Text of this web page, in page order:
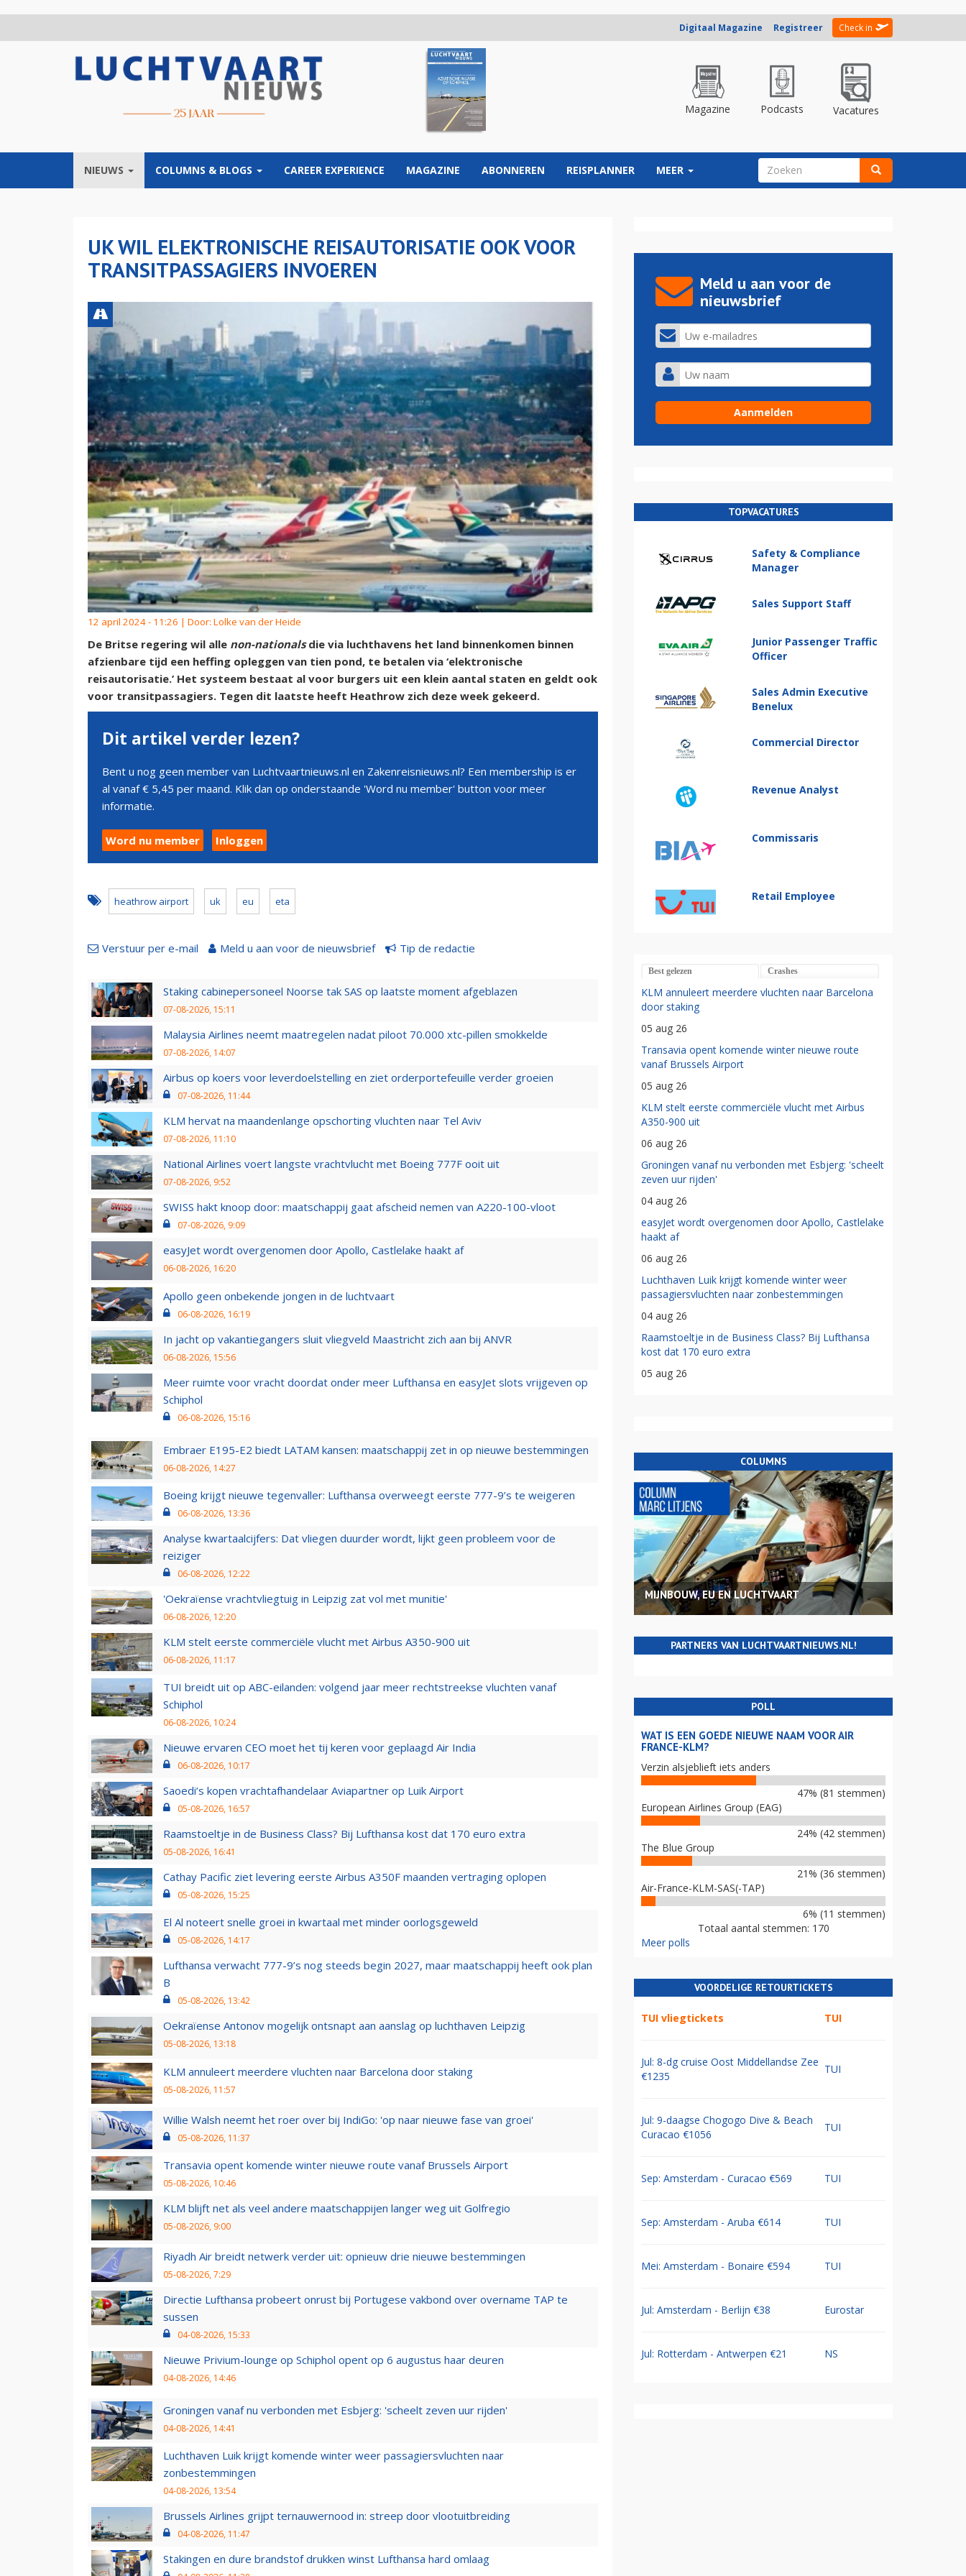
Digitaal Magazine Registreer Check in
Magazine Podcasts Vacatures
NIEUWS COLUMNS & BLOGS CAREER EXPERIENCE MAGAZINE ABONNEREN REISPLANNER MEER ZOEKVELD
UK WIL ELEKTRONISCHE REISAUTORISATIE OOK VOOR
TRANSITPASSAGIERS INVOEREN
12 april 2024 - 11:26 | Door: Lolke van der Heide
De Britse regering wil alle non-nationalsdie via luchthavens het land binnenkomen binnen
afzienbare tijd een heffing opleggen van tien pond, te betalen via ‘elektronische
reisautorisatie.’ Het systeem bestaat al voor burgers uit een klein aantal staten en geldt ook
voor transitpassagiers. Tegen dit laatste heeft Heathrow zich deze week gekeerd.
Dit artikel verder lezen?
Bent u nog geen member van Luchtvaartnieuws.nl en Zakenreisnieuws.nl? Een membership is er
al vanaf € 5,45 per maand. Klik dan op onderstaande 'Word nu member' button voor meer
informatie.
Word nu member Inloggen
heathrow airport uk eu eta
Verstuur per e-mail Meld u aan voor de nieuwsbrief Tip de redactie
Staking cabinepersoneel Noorse tak SAS op laatste moment afgeblazen
07-08-2026, 15:11
Malaysia Airlines neemt maatregelen nadat piloot 70.000 xtc-pillen smokkelde
07-08-2026, 14:07
Airbus op koers voor leverdoelstelling en ziet orderportefeuille verder groeien
07-08-2026, 11:44
KLM hervat na maandenlange opschorting vluchten naar Tel Aviv
07-08-2026, 11:10
National Airlines voert langste vrachtvlucht met Boeing 777F ooit uit
07-08-2026, 9:52
SWISS hakt knoop door: maatschappij gaat afscheid nemen van A220-100-vloot
07-08-2026, 9:09
easyJet wordt overgenomen door Apollo, Castlelake haakt af
06-08-2026, 16:20
Apollo geen onbekende jongen in de luchtvaart
06-08-2026, 16:19
In jacht op vakantiegangers sluit vliegveld Maastricht zich aan bij ANVR
06-08-2026, 15:56
Meer ruimte voor vracht doordat onder meer Lufthansa en easyJet slots vrijgeven op
Schiphol
06-08-2026, 15:16
Embraer E195-E2 biedt LATAM kansen: maatschappij zet in op nieuwe bestemmingen
06-08-2026, 14:27
Boeing krijgt nieuwe tegenvaller: Lufthansa overweegt eerste 777-9’s te weigeren
06-08-2026, 13:36
Analyse kwartaalcijfers: Dat vliegen duurder wordt, lijkt geen probleem voor de
reiziger
06-08-2026, 12:22
'Oekraïense vrachtvliegtuig in Leipzig zat vol met munitie'
06-08-2026, 12:20
KLM stelt eerste commerciële vlucht met Airbus A350-900 uit
06-08-2026, 11:17
TUI breidt uit op ABC-eilanden: volgend jaar meer rechtstreekse vluchten vanaf
Schiphol
06-08-2026, 10:24
Nieuwe ervaren CEO moet het tij keren voor geplaagd Air India
06-08-2026, 10:17
Saoedi’s kopen vrachtafhandelaar Aviapartner op Luik Airport
05-08-2026, 16:57
Raamstoeltje in de Business Class? Bij Lufthansa kost dat 170 euro extra
05-08-2026, 16:41
Cathay Pacific ziet levering eerste Airbus A350F maanden vertraging oplopen
05-08-2026, 15:25
El Al noteert snelle groei in kwartaal met minder oorlogsgeweld
05-08-2026, 14:17
Lufthansa verwacht 777-9’s nog steeds begin 2027, maar maatschappij heeft ook plan
B
05-08-2026, 13:42
Oekraïense Antonov mogelijk ontsnapt aan aanslag op luchthaven Leipzig
05-08-2026, 13:18
KLM annuleert meerdere vluchten naar Barcelona door staking
05-08-2026, 11:57
Willie Walsh neemt het roer over bij IndiGo: 'op naar nieuwe fase van groei'
05-08-2026, 11:37
Transavia opent komende winter nieuwe route vanaf Brussels Airport
05-08-2026, 10:46
KLM blijft net als veel andere maatschappijen langer weg uit Golfregio
05-08-2026, 9:00
Riyadh Air breidt netwerk verder uit: opnieuw drie nieuwe bestemmingen
05-08-2026, 7:29
Directie Lufthansa probeert onrust bij Portugese vakbond over overname TAP te
sussen
04-08-2026, 15:33
Nieuwe Privium-lounge op Schiphol opent op 6 augustus haar deuren
04-08-2026, 14:46
Groningen vanaf nu verbonden met Esbjerg: 'scheelt zeven uur rijden'
04-08-2026, 14:41
Luchthaven Luik krijgt komende winter weer passagiersvluchten naar
zonbestemmingen
04-08-2026, 13:54
Brussels Airlines grijpt ternauwernood in: streep door vlootuitbreiding
04-08-2026, 11:47
Stakingen en dure brandstof drukken winst Lufthansa hard omlaag
Meld u aan voor de
nieuwsbrief
TOPVACATURES
Safety & Compliance
Manager
Sales Support Staff
Junior Passenger Traffic
Officer
Sales Admin Executive
Benelux
Commercial Director
Revenue Analyst
Commissaris
Retail Employee
Best gelezen Crashes
KLM annuleert meerdere vluchten naar Barcelona
door staking
05 aug 26
Transavia opent komende winter nieuwe route
vanaf Brussels Airport
05 aug 26
KLM stelt eerste commerciële vlucht met Airbus
A350-900 uit
06 aug 26
Groningen vanaf nu verbonden met Esbjerg: 'scheelt
zeven uur rijden'
04 aug 26
easyJet wordt overgenomen door Apollo, Castlelake
haakt af
06 aug 26
Luchthaven Luik krijgt komende winter weer
passagiersvluchten naar zonbestemmingen
04 aug 26
Raamstoeltje in de Business Class? Bij Lufthansa
kost dat 170 euro extra
05 aug 26
COLUMNS
MIJNBOUW, EU EN LUCHTVAART
PARTNERS VAN LUCHTVAARTNIEUWS.NL!
POLL
WAT IS EEN GOEDE NIEUWE NAAM VOOR AIR
FRANCE-KLM?
Verzin alsjeblieft iets anders
47% (81 stemmen)
European Airlines Group (EAG)
24% (42 stemmen)
The Blue Group
21% (36 stemmen)
Air-France-KLM-SAS(-TAP)
6% (11 stemmen)
Totaal aantal stemmen: 170
Meer polls
VOORDELIGE RETOURTICKETS
TUI vliegtickets TUI
Jul: 8-dg cruise Oost Middellandse Zee
€1235
TUI
Jul: 9-daagse Chogogo Dive & Beach
Curacao €1056
TUI
Sep: Amsterdam - Curacao €569 TUI
Sep: Amsterdam - Aruba €614 TUI
Mei: Amsterdam - Bonaire €594 TUI
Jul: Amsterdam - Berlijn €38 Eurostar
Jul: Rotterdam - Antwerpen €21 NS